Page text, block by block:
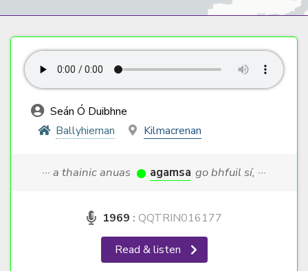
Seán Ó Duibhne
Ballyhiernan
Kilmacrenan
··· a thainic anuas agamsa go bhfuil sí, ···
1969 : QQTRIN016177
Read & listen